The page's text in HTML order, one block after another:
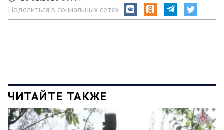
Поделиться в социальных сетях
ЧИТАЙТЕ ТАКЖЕ